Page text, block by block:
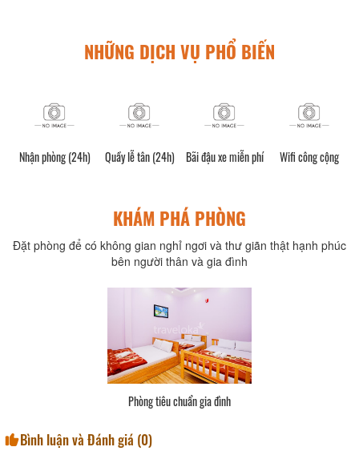
NHỮNG DỊCH VỤ PHỔ BIẾN
Nhận phòng (24h) Quầy lễ tân (24h) Bãi đậu xe miễn phí Wifi công cộng
KHÁM PHÁ PHÒNG
Đặt phòng để có không gian nghỉ ngơi và thư giãn thật hạnh phúc
bên người thân và gia đình
Phòng tiêu chuẩn gia đình
Bình luận và Đánh giá (0)